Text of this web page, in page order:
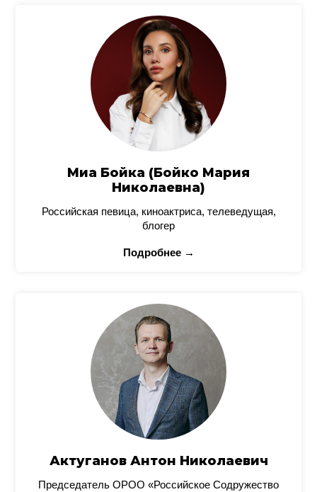
Миа Бойка (Бойко Мария
Николаевна)
Российская певица, киноактриса, телеведущая,
блогер
Подробнее →
Актуганов Антон Николаевич
Председатель ОРОО «Российское Содружество